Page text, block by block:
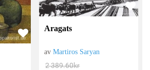
Aragats
avMartiros Saryan
2 389.60kr